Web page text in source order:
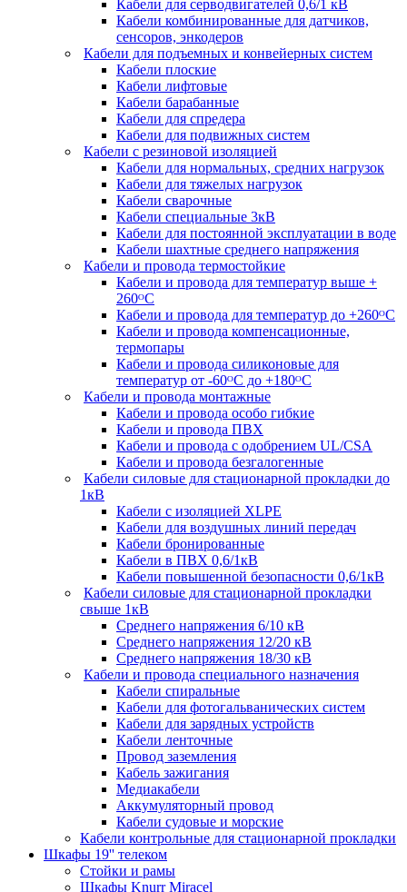
Кабели для серводвигателей 0,6/1 кВ
Кабели комбинированные для датчиков,
cенсоров, энкодеров
Кабели для подъемных и конвейерных систем
Кабели плоские
Кабели лифтовые
Кабели барабанные
Кабели для спредера
Кабели для подвижных систем
Кабели с резиновой изоляцией
Кабели для нормальных, средних нагрузок
Кабели для тяжелых нагрузок
Кабели сварочные
Кабели специальные 3кВ
Кабели для постоянной эксплуатации в воде
Кабели шахтные среднего напряжения
Кабели и провода термостойкие
Кабели и провода для температур выше +
260ᴼС
Кабели и провода для температур до +260ᴼС
Кабели и провода компенсационные,
термопары
Кабели и провода силиконовые для
температур от -60ᴼC до +180ᴼС
Кабели и провода монтажные
Кабели и провода особо гибкие
Кабели и провода ПВХ
Кабели и провода с одобрением UL/CSA
Кабели и провода безгалогенные
Кабели силовые для стационарной прокладки до
1кВ
Кабели c изоляцией XLPE
Кабели для воздушных линий передач
Кабели бронированные
Кабели в ПВХ 0,6/1кВ
Кабели повышенной безопасности 0,6/1кВ
Кабели силовые для стационарной прокладки
свыше 1кВ
Среднего напряжения 6/10 кВ
Среднего напряжения 12/20 кВ
Среднего напряжения 18/30 кВ
Кабели и провода специального назначения
Кабели спиральные
Кабели для фотогальванических систем
Кабели для зарядных устройств
Кабели ленточные
Провод заземления
Кабель зажигания
Медиакабели
Аккумуляторный провод
Кабели судовые и морские
Кабели контрольные для стационарной прокладки
Шкафы 19'' телеком
Стойки и рамы
Шкафы Knurr Miracel